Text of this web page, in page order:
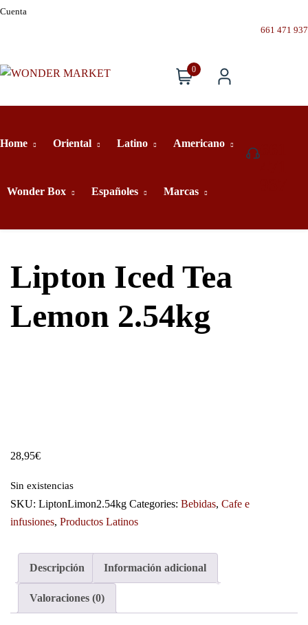
Cuenta
661 471 937
0
Home Oriental Latino Americano
Wonder Box Españoles Marcas
661
Lipton Iced Tea
Lemon 2.54kg
28,95€
Sin existencias
SKU: LiptonLimon2.54kg Categories: Bebidas, Cafe e
infusiones, Productos Latinos
Descripción Información adicional
Valoraciones (0)